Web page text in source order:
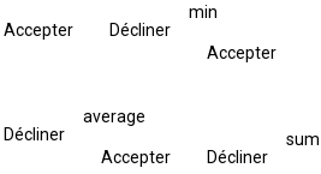
Accepter Décliner
min
Accepter
Décliner
average
Accepter Décliner
sum